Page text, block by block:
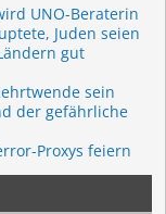
UNO-Beraterin
Juden seien
gut
sein
der gefährliche
Proxys feiern